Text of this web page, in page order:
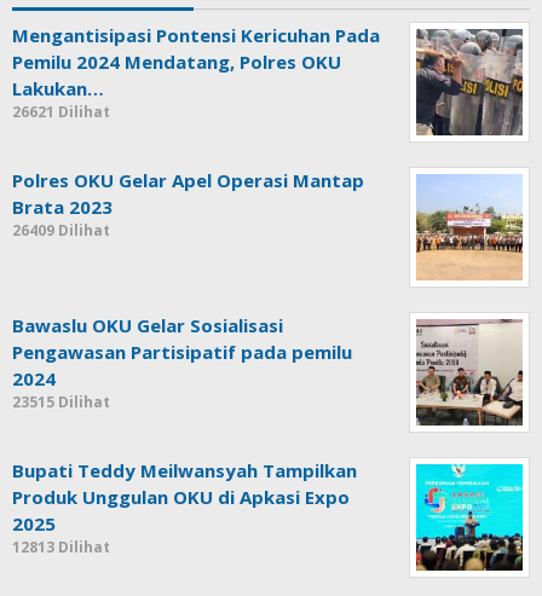
Mengantisipasi Pontensi Kericuhan Pada
Pemilu 2024 Mendatang, Polres OKU
Lakukan…
26621 Dilihat
Polres OKU Gelar Apel Operasi Mantap
Brata 2023
26409 Dilihat
Bawaslu OKU Gelar Sosialisasi
Pengawasan Partisipatif pada pemilu
2024
23515 Dilihat
Bupati Teddy Meilwansyah Tampilkan
Produk Unggulan OKU di Apkasi Expo
2025
12813 Dilihat